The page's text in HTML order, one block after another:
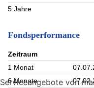
5 Jahre
Fondsperformance
Zeitraum
1 Monat
6 Monate
Serviceangebote von